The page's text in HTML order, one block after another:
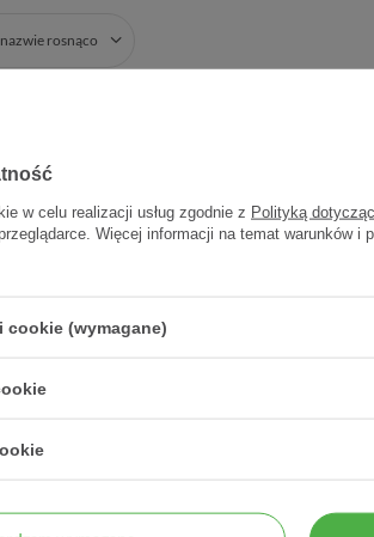
rosnąco
żel do mycia,
0,12 zł / szt. 0,13 zł /
w celu realizacji usług zgodnie z Polityką
Więcej informacji na temat warunków
(wymagane)